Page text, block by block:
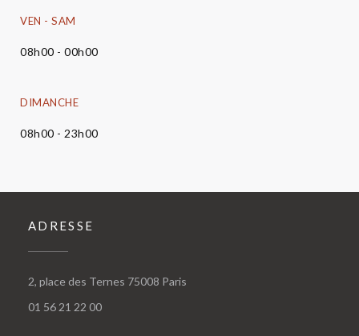
VEN - SAM
08h00 - 00h00
DIMANCHE
08h00 - 23h00
ADRESSE
2, place des Ternes 75008 Paris
01 56 21 22 00